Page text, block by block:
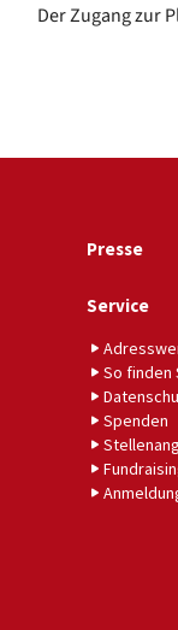
Der Zugang zur
Presse
Service
So finden
Spenden